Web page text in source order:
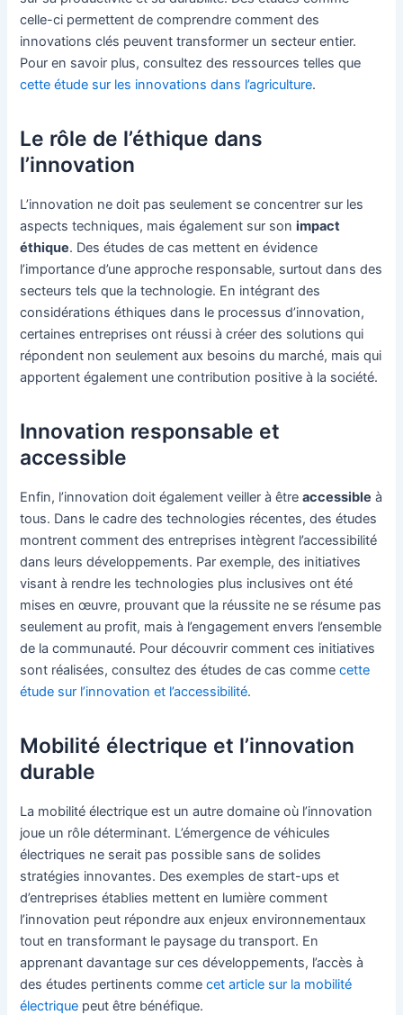
celle-ci permettent de comprendre comment des
innovations clés peuvent transformer un secteur entier.
Pour en savoir plus, consultez des ressources telles que
cette étude sur les innovations dans l’agriculture.
Le rôle de l’éthique dans
l’innovation
L’innovation ne doit pas seulement se concentrer sur les
aspects techniques, mais également sur sonimpact
éthique. Des études de cas mettent en évidence
l’importance d’une approche responsable, surtout dans des
secteurs tels que la technologie. En intégrant des
considérations éthiques dans le processus d’innovation,
certaines entreprises ont réussi à créer des solutions qui
répondent non seulement aux besoins du marché, mais qui
apportent également une contribution positive à la société.
Innovation responsable et
accessible
Enfin, l’innovation doit également veiller à êtreaccessible à
tous. Dans le cadre des technologies récentes, des études
montrent comment des entreprises intègrent l’accessibilité
dans leurs développements. Par exemple, des initiatives
visant à rendre les technologies plus inclusives ont été
mises en œuvre, prouvant que la réussite ne se résume pas
seulement au profit, mais à l’engagement envers l’ensemble
de la communauté. Pour découvrir comment ces initiatives
sont réalisées, consultez des études de cas commecette
étude sur l’innovation et l’accessibilité.
Mobilité électrique et l’innovation
durable
La mobilité électrique est un autre domaine où l’innovation
joue un rôle déterminant. L’émergence de véhicules
électriques ne serait pas possible sans de solides
stratégies innovantes. Des exemples de start-ups et
d’entreprises établies mettent en lumière comment
l’innovation peut répondre aux enjeux environnementaux
tout en transformant le paysage du transport. En
apprenant davantage sur ces développements, l’accès à
des études pertinents commecet article sur la mobilité
électrique peut être bénéfique.